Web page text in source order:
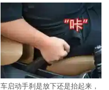
车启动手刹是放下还是抬起来，